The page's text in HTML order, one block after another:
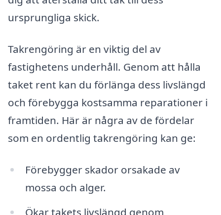
ursprungliga skick.
Takrengöring är en viktig del av
fastighetens underhåll. Genom att hålla
taket rent kan du förlänga dess livslängd
och förebygga kostsamma reparationer i
framtiden. Här är några av de fördelar
som en ordentlig takrengöring kan ge:
Förebygger skador orsakade av
mossa och alger.
Ökar takets livslängd genom